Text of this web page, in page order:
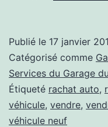
Publié le 17 janvier
Catégorisé comme
Services du Garage
Étiqueté rachat auto,
véhicule, vendre,
véhicule neuf